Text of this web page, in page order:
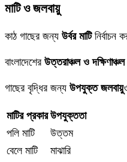
মাটি ও জলবায়ু
কাঠ গাছের জন্য উর্বর মাটিনির্বাচন
বাংলাদেশের উত্তরাঞ্চল ও দক্ষিণাঞ্চল
গাছের বৃদ্ধির জন্য উপযুক্ত জলবায়ু
মাটির প্রকার উপযুক্ততা
পলি মাটি
উত্তম
বেলে মাটি
মাঝারি